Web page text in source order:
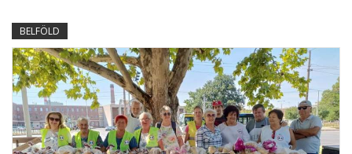
BELFÖLD